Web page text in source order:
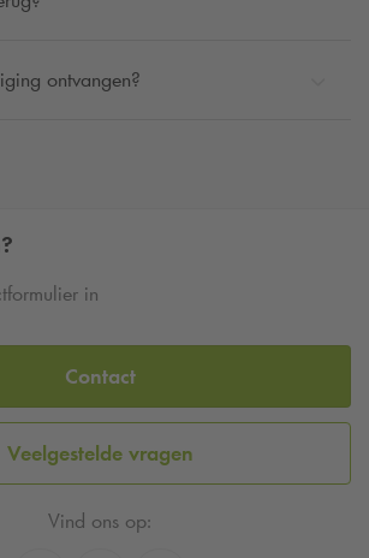
ontvangen?
in
Contact
Veelgestelde vragen
Vind ons op: